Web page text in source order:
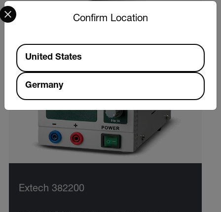
Extech 382200
Confirm Location
Select your preferred country and language from the
Available Locations
United States
Germany